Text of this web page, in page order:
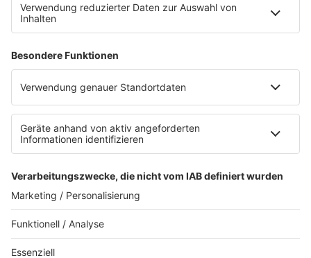
App
Datenschutzerklärung
Kontakt
Impressum
Privacy Settings
WETTER
SAARLAND